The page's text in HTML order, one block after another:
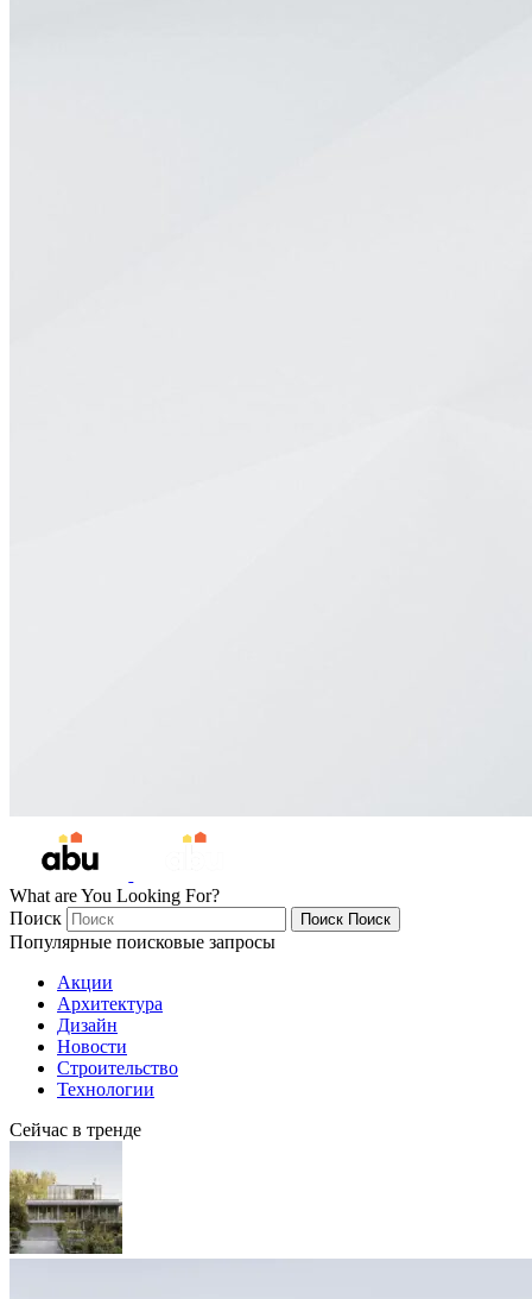
What are You Looking For?
Поиск
Поиск Поиск
Популярные поисковые запросы
Акции
Архитектура
Дизайн
Новости
Строительство
Технологии
Сейчас в тренде